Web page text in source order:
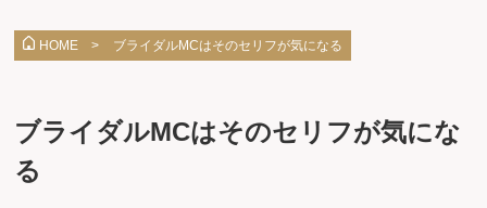
HOME > ブライダルMCはそのセリフが気になる
ブライダルMCはそのセリフが気にな
る